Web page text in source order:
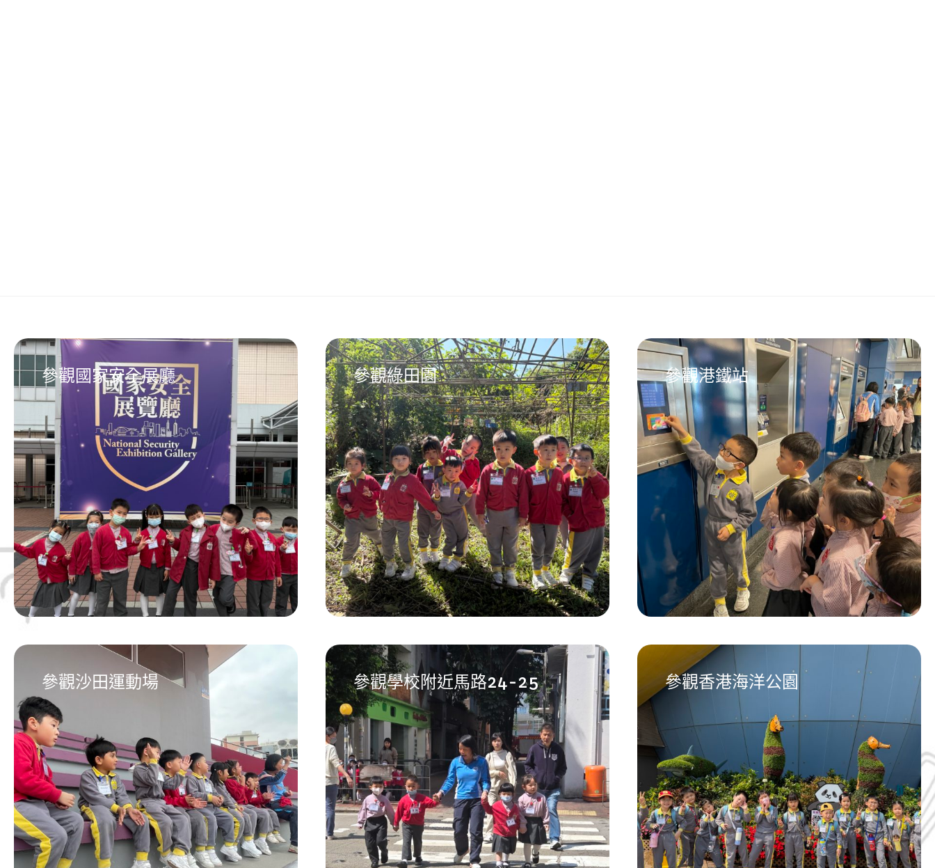
參觀國家安全展廳 參觀綠田園 參觀港鐵站
參觀沙田運動場 參觀學校附近馬路24-25 參觀香港海洋公園